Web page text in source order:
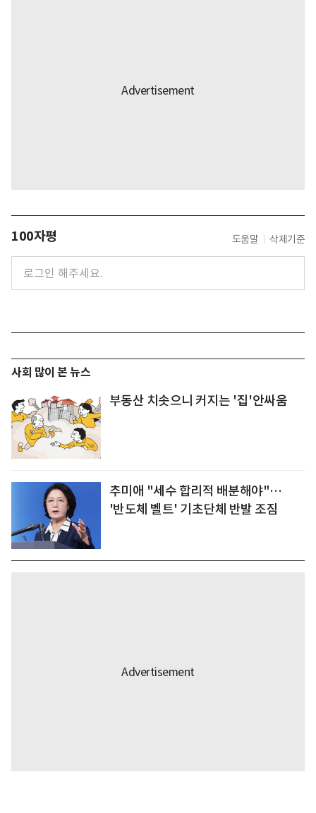
100자평 도움말 삭제기준
사회 많이 본 뉴스
부동산 치솟으니 커지는 '집'안싸움
추미애 "세수 합리적 배분해야"…
'반도체 벨트' 기초단체 반발 조짐